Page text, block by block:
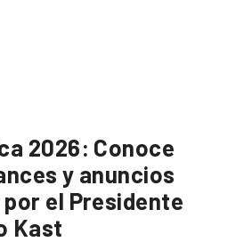
2026: Conoce
y anuncios
el Presidente
Kast